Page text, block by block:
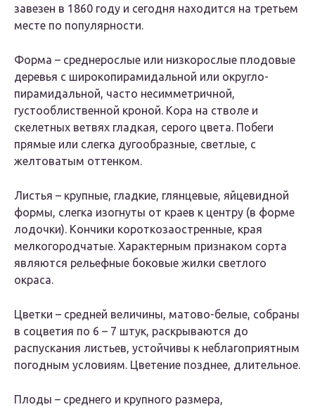
завезен в 1860 году и сегодня находится на третьем
месте по популярности.
Форма – среднерослые или низкорослые плодовые
деревья с широкопирамидальной или округло-
пирамидальной, часто несимметричной,
густооблиственной кроной. Кора на стволе и
скелетных ветвях гладкая, серого цвета. Побеги
прямые или слегка дугообразные, светлые, с
желтоватым оттенком.
Листья – крупные, гладкие, глянцевые, яйцевидной
формы, слегка изогнуты от краев к центру (в форме
лодочки). Кончики короткозаостренные, края
мелкогородчатые. Характерным признаком сорта
являются рельефные боковые жилки светлого
окраса.
Цветки – средней величины, матово-белые, собраны
в соцветия по 6 – 7 штук, раскрываются до
распускания листьев, устойчивы к неблагоприятным
погодным условиям. Цветение позднее, длительное.
Плоды – среднего и крупного размера,